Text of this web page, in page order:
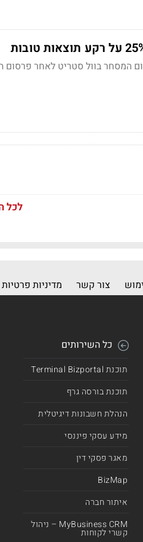
המשחקים רובלוקס מזנקת כמעט 25% בטרום המסחר בוול סטריט לאחר
לכל
צור קשר מדיניות פרטיות
כל השירותים
תוכנת Terminal Bizportal
תוכנת בורסה גרף
הנהלת חשבונות דיגיטלית
מידע עסקי פיננסי
מאגר פסקי דין
BizMap
איתור חברה
MyBusiness CRM – ניהול
קשרי לקוחות